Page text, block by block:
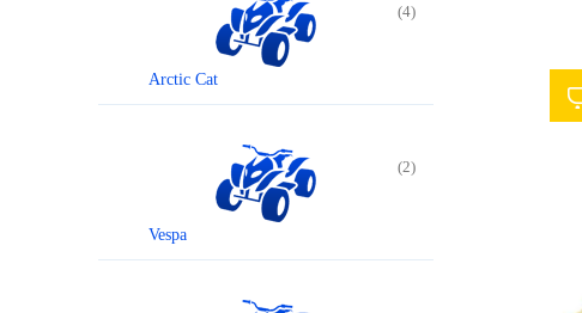
Arctic Cat
(4)
Vespa
(2)